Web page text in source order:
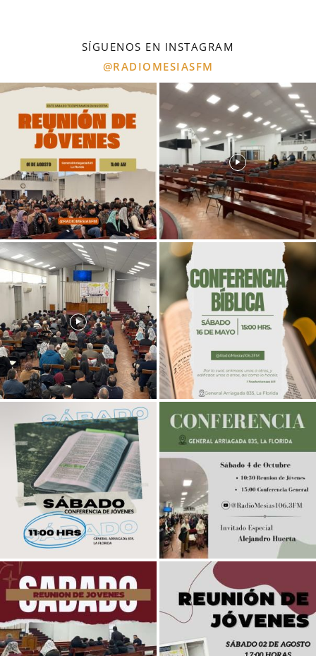
SÍGUENOS EN INSTAGRAM
@RADIOMESIASFM